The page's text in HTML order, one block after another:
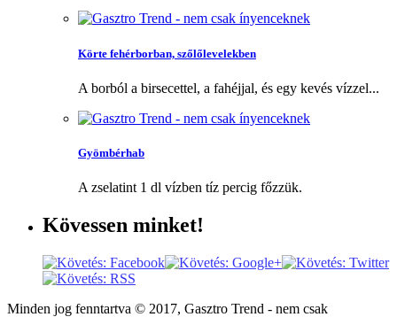
Körte fehérborban, szőlőlevelekben
A borból a birsecettel, a fahéjjal, és egy kevés vízzel...
Gyömbérhab
A zselatint 1 dl vízben tíz percig főzzük.
Kövessen minket!
Minden jog fenntartva © 2017, Gasztro Trend - nem csak